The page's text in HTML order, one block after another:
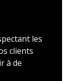
les
clients
à de